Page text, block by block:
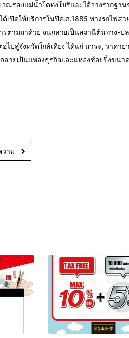
วณรอบแม่น้ำโดทงโบริและได้วางรากฐา
เปิดให้บริการในปีค.ศ.1885 ทางรถไฟสา
รตามมาด้วย จนกลายเป็นสถานีต้นทาง-
ไปสู่จังหวัดใกล้เคียง ได้แก่ นาระ, วาคาย
ลายเป็นแหล่งธุรกิจและแหล่งช้อปปิ้งขนา
วาม